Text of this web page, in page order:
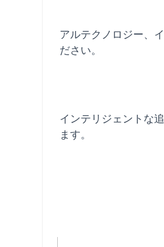
アルテクノロジー、
ださい。
インテリジェントな
ます。